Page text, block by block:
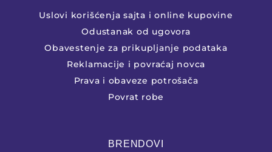
Uslovi korišćenja sajta i online kupovine
Odustanak od ugovora
Obavestenje za prikupljanje podataka
Reklamacije i povraćaj novca
Prava i obaveze potrošača
Povrat robe
BRENDOVI